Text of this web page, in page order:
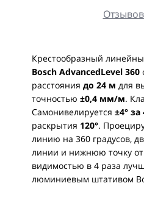
Крестообразный
Bosch AdvancedLevel 360
расстояниядо 24 м для
точностью±0,4 мм/м.
Самонивелируется±4°
раскрытия 120°.
линию на 360 градусов,
линии и нижнюю точку
видимостью в 4 раза
люминиевым штативом